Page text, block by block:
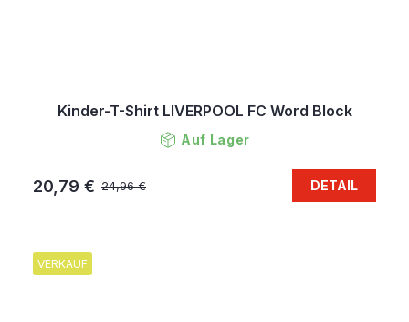
Kinder-T-Shirt LIVERPOOL FC Word Block
Auf Lager
24,96 €
20,79 € DETAIL
VERKAUF